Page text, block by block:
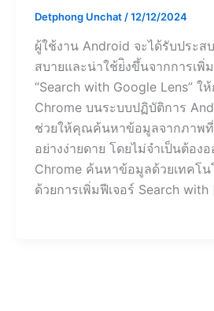
Detphong Unchat /12/12/2024
ผู้ใช้งาน Android จะได้รับประ
สบายและน่าใช้ย่ิงขึ้นจากการเพิ่
“Search with Google Lens” ใ
Chrome บนระบบปฏิบัติการ
ช่วยให้คุณค้นหาข้อมูลจากภาพที่
อย่างง่ายดาย โดยไม่จำเป็นต้องอ
Chrome ค้นหาข้อมูลด้วยเทคโน
ด้วยการเพิ่มฟีเจอร์ Search